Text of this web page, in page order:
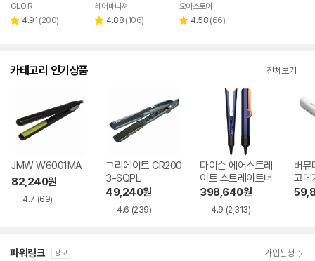
페이
GLOiR
별 4.91 리
(200)
페이
헤어매니져
별 4.88 리
(106)
페이
오아스토어
별 4.58 리
(66)
카테고리 인기상품 전체보기
JMW W6001MA
82,240원
4.7 (69)
그리에이트 CR200
3-6QPL
49,240원
4.6 (239)
다이슨 에어스트레
이트 스트레이트너
398,640원
4.9 (2,313)
버뮤
파워링크 광고 가입신청